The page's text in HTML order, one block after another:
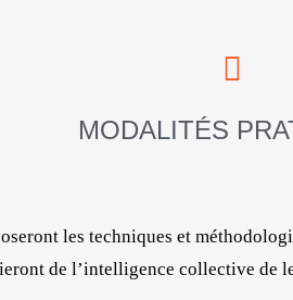
MODALITÉS
les techniques et
de l’intelligence collective de